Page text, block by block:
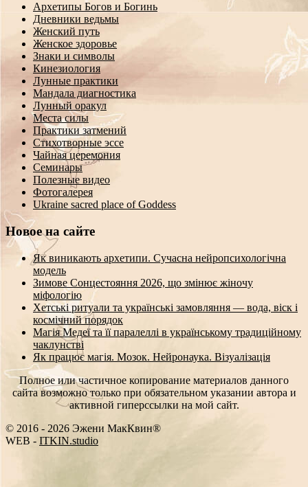
Архетипы Богов и Богинь
Дневники ведьмы
Женский путь
Женское здоровье
Знаки и символы
Кинезиология
Лунные практики
Мандала диагностика
Лунный оракул
Места силы
Практики затмений
Стихотворные эссе
Чайная церемония
Семинары
Полезные видео
Фотогалерея
Ukraine sacred place of Goddess
Новое на сайте
Як виникають архетипи. Сучасна нейропсихологічна
модель
Зимове Сонцестояння 2026, що змінює жіночу
міфологію
Хетські ритуали та українські замовляння — вода, віск і
космічний порядок
Магія Медеї та її паралеллі в українському традиційному
чаклунстві
Як працює магія. Мозок. Нейронаука. Візуалізація
Полное или частичное копирование материалов данного
сайта возможно только при обязательном указании автора и
активной гиперссылки на мой сайт.
© 2016 - 2026 Эжени МакКвин®
WE--ITKIN.studio